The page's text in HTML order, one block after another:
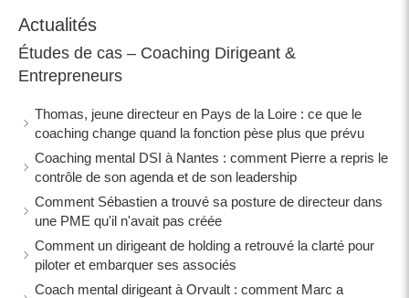
Actualités
Études de cas – Coaching Dirigeant &
Entrepreneurs
Thomas, jeune directeur en Pays de la Loire : ce que le
coaching change quand la fonction pèse plus que prévu
Coaching mental DSI à Nantes : comment Pierre a repris le
contrôle de son agenda et de son leadership
Comment Sébastien a trouvé sa posture de directeur dans
une PME qu'il n'avait pas créée
Comment un dirigeant de holding a retrouvé la clarté pour
piloter et embarquer ses associés
Coach mental dirigeant à Orvault : comment Marc a